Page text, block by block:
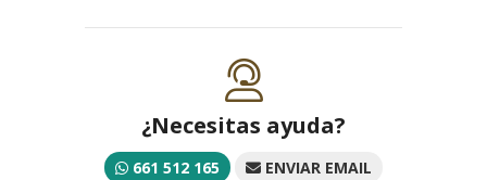
¿Necesitas ayuda?
661 512 165 ENVIAR EMAIL